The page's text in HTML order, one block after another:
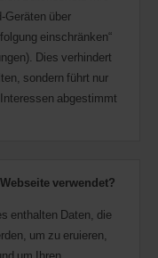
Geräten über
einschränken“
Dies verhindert
sondern führt nur
abgestimmt
verwendet?
enthalten Daten, die
um zu eruieren,